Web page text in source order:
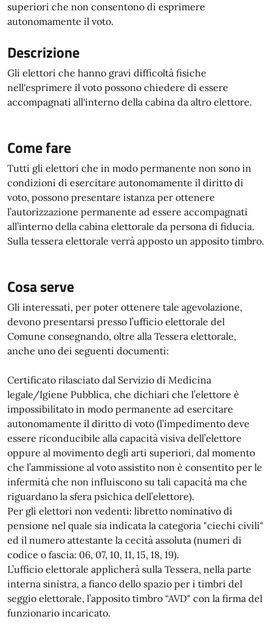
superiori che non consentono di esprimere
autonomamente il voto.
Descrizione
Gli elettori che hanno gravi difficoltà fisiche
nell'esprimere il voto possono chiedere di essere
accompagnati all'interno della cabina da altro elettore.
Come fare
Tutti gli elettori che in modo permanente non sono in
condizioni di esercitare autonomamente il diritto di
voto, possono presentare istanza per ottenere
l’autorizzazione permanente ad essere accompagnati
all’interno della cabina elettorale da persona di fiducia.
Sulla tessera elettorale verrà apposto un apposito timbro.
Cosa serve
Gli interessati, per poter ottenere tale agevolazione,
devono presentarsi presso l’ufficio elettorale del
Comune consegnando, oltre alla Tessera elettorale,
anche uno dei seguenti documenti:
Certificato rilasciato dal Servizio di Medicina
legale/Igiene Pubblica, che dichiari che l’elettore è
impossibilitato in modo permanente ad esercitare
autonomamente il diritto di voto (l’impedimento deve
essere riconducibile alla capacità visiva dell’elettore
oppure al movimento degli arti superiori, dal momento
che l’ammissione al voto assistito non è consentito per le
infermità che non influiscono su tali capacità ma che
riguardano la sfera psichica dell’elettore).
Per gli elettori non vedenti: libretto nominativo di
pensione nel quale sia indicata la categoria "ciechi civili"
ed il numero attestante la cecità assoluta (numeri di
codice o fascia: 06, 07, 10, 11, 15, 18, 19).
L’ufficio elettorale applicherà sulla Tessera, nella parte
interna sinistra, a fianco dello spazio per i timbri del
seggio elettorale, l’apposito timbro “AVD" con la firma del
funzionario incaricato.